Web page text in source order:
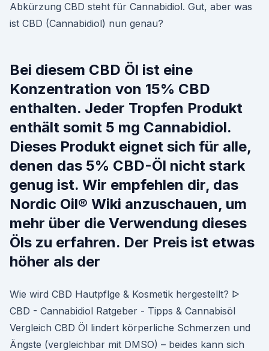
Abkürzung CBD steht für Cannabidiol. Gut, aber was
ist CBD (Cannabidiol) nun genau?
Bei diesem CBD Öl ist eine
Konzentration von 15% CBD
enthalten. Jeder Tropfen Produkt
enthält somit 5 mg Cannabidiol.
Dieses Produkt eignet sich für alle,
denen das 5% CBD-Öl nicht stark
genug ist. Wir empfehlen dir, das
Nordic Oil® Wiki anzuschauen, um
mehr über die Verwendung dieses
Öls zu erfahren. Der Preis ist etwas
höher als der
Wie wird CBD Hautpflge & Kosmetik hergestellt? ᐅ
CBD - Cannabidiol Ratgeber - Tipps & Cannabisöl
Vergleich CBD Öl lindert körperliche Schmerzen und
Ängste (vergleichbar mit DMSO) – beides kann sich